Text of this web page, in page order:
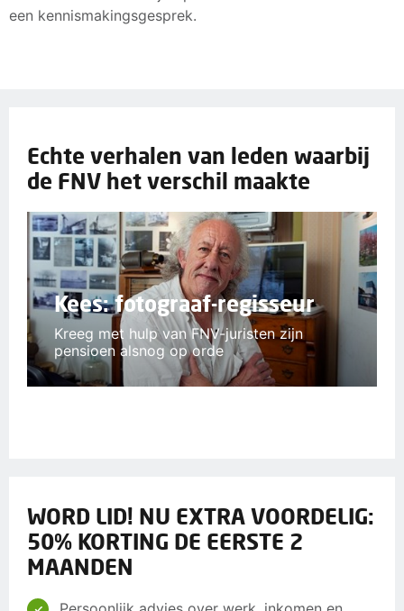
een kennismakingsgesprek.
Echte verhalen van leden waarbij
de FNV het verschil maakte
Kees: fotograaf-regisseur
Kreeg met hulp van FNV-juristen zijn
pensioen alsnog op orde
WORD LID! NU EXTRA VOORDELIG:
50% KORTING DE EERSTE 2
MAANDEN